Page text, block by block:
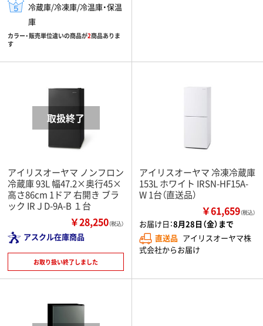
冷蔵庫/冷凍庫/冷温庫・保温
庫
カラー・販売単位違いの商品が2商品ありま
す
アイリスオーヤマ ノンフロン
冷蔵庫 93L 幅47.2×奥行45×
高さ86cm 1ドア 右開き ブラ
ック IRＪD-9A-B １台
￥28,250（税込）
アスクル在庫商品
お取り扱い終了しました
アイリスオーヤマ 冷凍冷蔵庫
153L ホワイト IRSN-HF15A-
W 1台（直送品）
￥61,659（税込）
お届け日：8月28日（金）まで
直送品 アイリスオーヤマ株
式会社からお届け